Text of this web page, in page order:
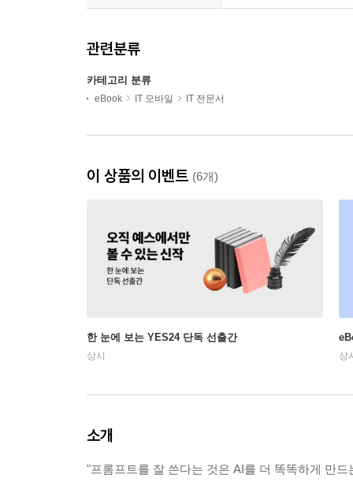
관련분류
카테고리 분류
eBook IT 모바일 IT 전문서
이 상품의 이벤트 (6개)
한 눈에 보는 YES24 단독 선출간
상시 상
소개
"프롬프트를 잘 쓴다는 것은 AI를 더 똑똑하게 만